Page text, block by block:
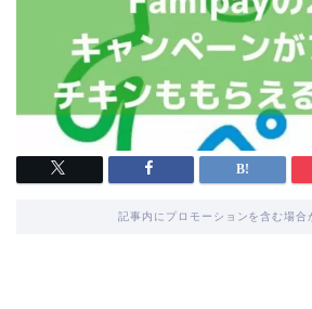
記事内にプロモーションを含む場合